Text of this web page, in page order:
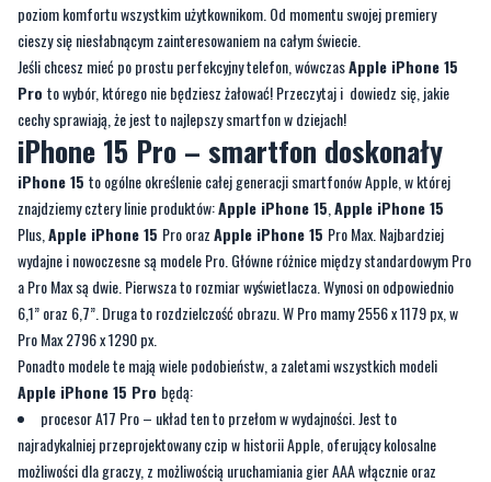
Proto wybór, którego nie będziesz żałować! Przeczytaj i dowiedz się, jakie
cechy sprawiają, że jest to najlepszy smartfon w dziejach!
iPhone 15 Pro – smartfon doskonały
iPhone 15to ogólne określenie całej generacji smartfonów Apple, w której
znajdziemy cztery linie produktów:Apple iPhone 15,Apple iPhone 15
Plus,Apple iPhone 15Pro orazApple iPhone 15Pro Max. Najbardziej
wydajne i nowoczesne są modele Pro. Główne różnice między standardowym Pro
a Pro Max są dwie. Pierwsza to rozmiar wyświetlacza. Wynosi on odpowiednio
6,1” oraz 6,7”. Druga to rozdzielczość obrazu. W Pro mamy 2556 x 1179 px, w
Pro Max 2796 x 1290 px.
Ponadto modele te mają wiele podobieństw, a zaletami wszystkich modeli
Apple iPhone 15 Probędą:
procesor A17 Pro – układ ten to przełom w wydajności. Jest to
najradykalniej przeprojektowany czip w historii Apple, oferujący kolosalne
możliwości dla graczy, z możliwością uruchamiania gier AAA włącznie oraz
dający moc obliczeniową odpowiednią dla wykonywania nawet najbardziej
złożonych zadań;
aparat fotograficzny -iPhone 15 Prowykorzystuje ten sam 48-